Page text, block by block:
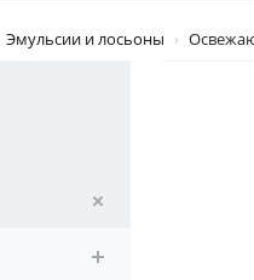
Эмульсии и лосьоны